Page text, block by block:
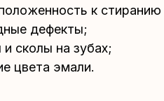
к
дефекты;
сколы на зубах;
цвета эмали.